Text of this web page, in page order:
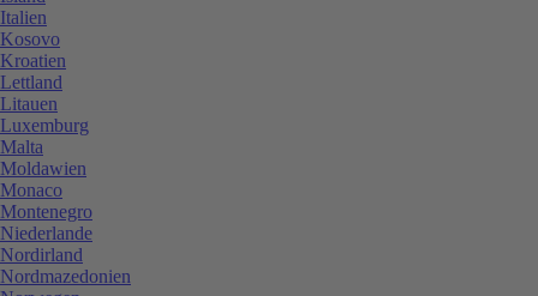
Italien
Kosovo
Kroatien
Lettland
Litauen
Luxemburg
Malta
Moldawien
Monaco
Montenegro
Niederlande
Nordirland
Nordmazedonien